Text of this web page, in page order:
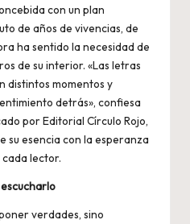
con un plan
de años de vivencias, de
ha sentido la necesidad de
de su interior. «Las letras
distintos momentos y
detrás», confiesa
por Editorial Círculo Rojo,
su esencia con la esperanza
lector.
verdades, sino